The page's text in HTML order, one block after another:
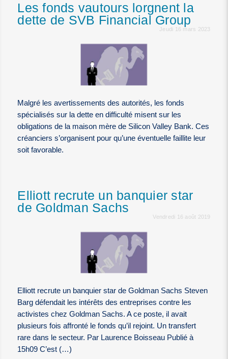
Les fonds vautours lorgnent la
dette de SVB Financial Group
Jeudi 16 mars 2023
Malgré les avertissements des autorités, les fonds
spécialisés sur la dette en difficulté misent sur les
obligations de la maison mère de Silicon Valley Bank. Ces
créanciers s’organisent pour qu’une éventuelle faillite leur
soit favorable.
Elliott recrute un banquier star
de Goldman Sachs
Vendredi 16 août 2019
Elliott recrute un banquier star de Goldman Sachs Steven
Barg défendait les intérêts des entreprises contre les
activistes chez Goldman Sachs. A ce poste, il avait
plusieurs fois affronté le fonds qu’il rejoint. Un transfert
rare dans le secteur. Par Laurence Boisseau Publié à
15h09 C’est (…)